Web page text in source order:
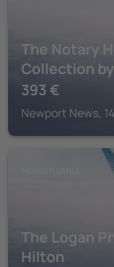
The Notary
Collection
393 €
Newport News,
The Logan
Hilton